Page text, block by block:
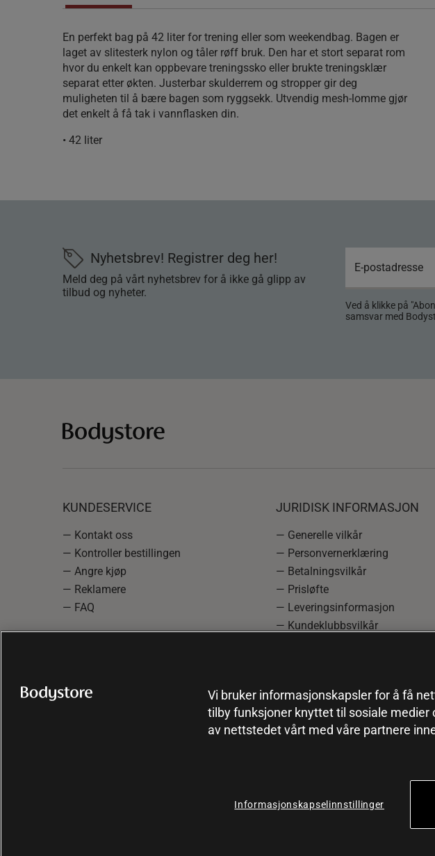
En perfekt bag på 42 liter for trening eller som weekendbag. Bagen er
laget av slitesterk nylon og tåler røff bruk. Den har et stort separat rom
hvor du enkelt kan oppbevare treningssko eller brukte treningsklær
separat etter økten. Justerbar skulderrem og stropper gir deg
muligheten til å bære bagen som ryggsekk. Utvendig mesh-lomme gjør
det enkelt å få tak i vannflasken din.
• 42 liter
Nyhetsbrev! Registrer deg her!
Meld deg på vårt nyhetsbrev for å ikke gå glipp av
tilbud og nyheter.
Ved å klikke på
samsvar med
KUNDESERVICE
— Kontakt oss
— Kontroller bestillingen
— Angre kjøp
— Reklamere
— FAQ
JURIDISK INFORMASJON
— Generelle vilkår
— Personvernerklæring
— Betalningsvilkår
— Prisløfte
— Leveringsinformasjon
— Kundeklubbsvilkår
Vi bruker informasjonskapsler for å få
tilby funksjoner knyttet til sosiale medier
av nettstedet vårt med våre partnere
Informasjonskapselinnstillinger